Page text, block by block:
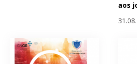
aos